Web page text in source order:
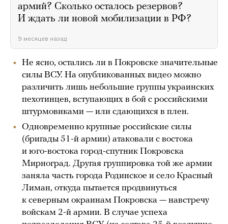
армий? Сколько осталось резервов?
И ждать ли новой мобилизации в РФ?
9 месяцев назад
Не ясно, остались ли в Покровске значительные
силы ВСУ. На опубликованных видео можно
различить лишь небольшие группы украинских
пехотинцев, вступающих в бой с российскими
штурмовиками — или сдающихся в плен.
Одновременно крупные российские силы
(бригады 51-й армии) атаковали с востока
и юго-востока город-спутник Покровска
Мирноград. Другая группировка той же армии
заняла часть города Родинское и село Красный
Лиман, откуда пытается продвинуться
к северным окраинам Покровска — навстречу
войскам 2-й армии. В случае успеха